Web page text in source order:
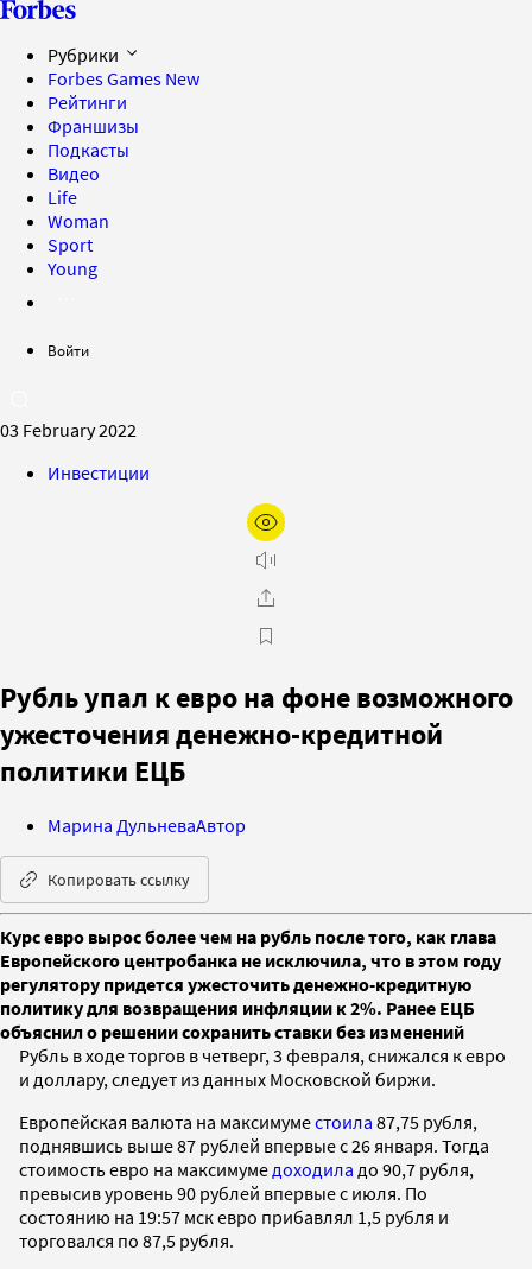
Рубрики
Forbes Games New
Рейтинги
Франшизы
Подкасты
Видео
Life
Woman
Sport
Young
Войти
03 February 2022
Инвестиции
Рубль упал к евро на фоне возможного
ужесточения денежно-кредитной
политики ЕЦБ
Марина ДульневаАвтор
Копировать ссылку
Курс евро вырос более чем на рубль после того, как глава
Европейского центробанка не исключила, что в этом году
регулятору придется ужесточить денежно-кредитную
политику для возвращения инфляции к 2%. Ранее ЕЦБ
объяснил о решении сохранить ставки без изменений
Рубль в ходе торгов в четверг, 3 февраля, снижался к евро
и доллару, следует из данных Московской биржи.
Европейская валюта на максимуместоила 87,75 рубля,
поднявшись выше 87 рублей впервые с 26 января. Тогда
стоимость евро на максимуме доходила до 90,7 рубля,
превысив уровень 90 рублей впервые с июля. По
состоянию на 19:57 мск евро прибавлял 1,5 рубля и
торговался по 87,5 рубля.